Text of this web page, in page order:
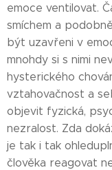
emoce ventilovat.
smíchem a
být uzavřeni v
mnohdy si s nimi
hysterického
vztahovačnost a
objevit fyzická,
nezralost. Zda
je tak i tak
člověka reagovat